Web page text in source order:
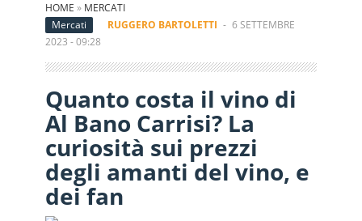
HOME » MERCATI
Mercati
RUGGERO BARTOLETTI - 6 SETTEMBRE
2023 - 09:28
Quanto costa il vino di
Al Bano Carrisi? La
curiosità sui prezzi
degli amanti del vino, e
dei fan